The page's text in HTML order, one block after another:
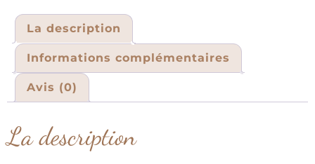
La description
Informations complémentaires
Avis (0)
La description